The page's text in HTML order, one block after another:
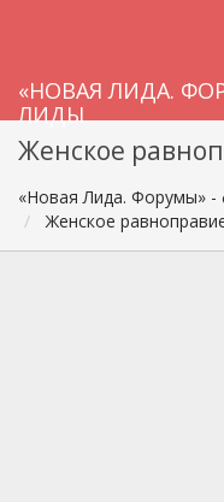
«НОВАЯ ЛИДА.
ЛИДЫ
Женское
«Новая Лида. Форумы»
Женское